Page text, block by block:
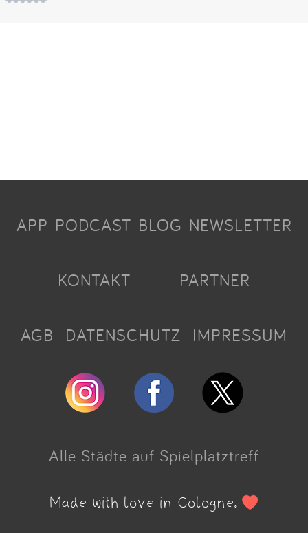
APP PODCAST BLOG NEWSLETTER
KONTAKT PARTNER
AGB DATENSCHUTZ IMPRESSUM
Alle Städte auf Spielplatztreff
Made with love in Cologne.